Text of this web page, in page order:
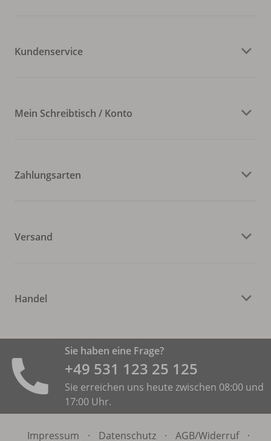
Kundenservice
Mein Schreibtisch / Konto
Zahlungsarten
Versand
Handel
Sie haben eine Frage?
+49 531 ­123 25 125
Sie erreichen uns heute zwischen 08:00 und
17:00 Uhr.
Impressum · Datenschutz · AGB/Widerruf ·